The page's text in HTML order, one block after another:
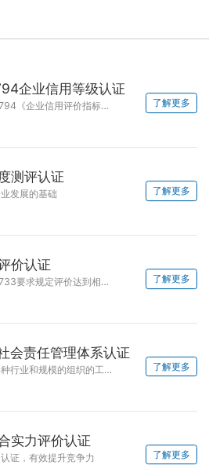
企业信用等级认证
根据GB/T23794《企业信用评价指标》要求进行审核认证
了解更多
测评认证
发展的基础
了解更多
价认证
按照GB/T36733要求规定评价达到相应的星级标准
了解更多
会责任管理体系认证
保护适用于各种行业和规模的组织的工作环境和条件、劳动权利
了解更多
实力评价认证
证，有效提升竞争力
了解更多